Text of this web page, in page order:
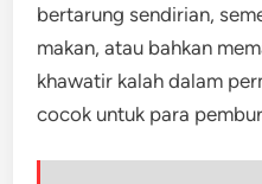
bertarung sendirian,
makan, atau bahkan
khawatir kalah dalam
cocok untuk para